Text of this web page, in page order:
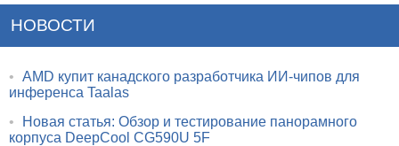
НОВОСТИ
• AMD купит канадского разработчика ИИ-чипов для
инференса Taalas
•
Новая статья: Обзор и тестирование панорамного
корпуса DeepCool CG590U 5F